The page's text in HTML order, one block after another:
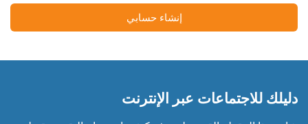
إنشاء حسابي
دليلك للاجتماعات عبر الإنترنت